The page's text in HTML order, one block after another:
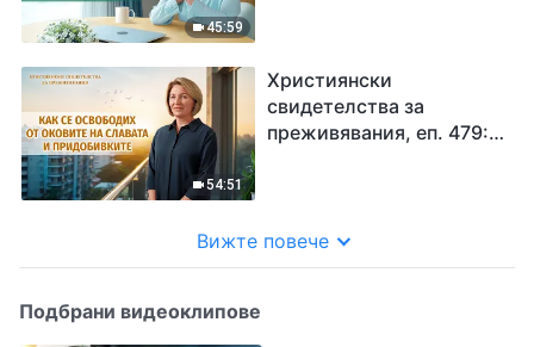
45:59
54:51
Християнски
свидетелства за
преживявания, еп. 479:
Вижте повече
Подбрани видеоклипове